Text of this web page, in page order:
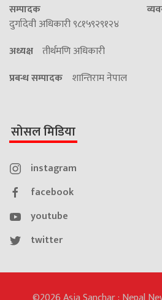
सम्पादक
दुर्गादेवी अधिकारी ९८१५९२९१२४
अध्यक्ष तीर्थमणि अधिकारी
प्रबन्ध सम्पादक शान्तिराम नेपाल
सोसल मिडिया
instagram
facebook
youtube
twitter